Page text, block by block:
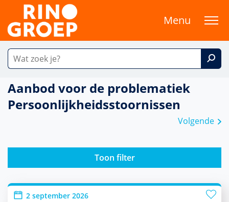
Menu
Aanbod voor de problematiek
Persoonlijkheidsstoornissen
Volgende
Toon filter
2 september 2026